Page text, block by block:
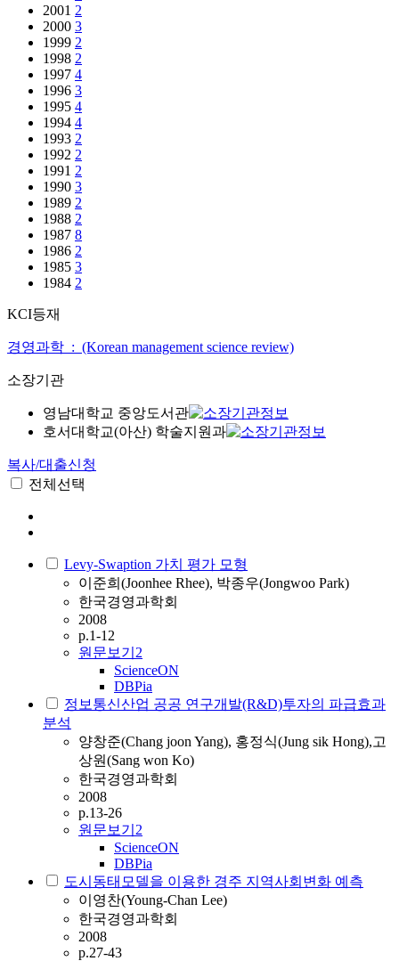
2001 2
2000 3
1999 2
1998 2
1997 4
1996 3
1995 4
1994 4
1993 2
1992 2
1991 2
1990 3
1989 2
1988 2
1987 8
1986 2
1985 3
1984 2
KCI등재
경영과학 : (Korean management science review)
소장기관
영남대학교 중앙도서관
호서대학교(아산) 학술지원과
복사/대출신청
전체선택
Levy-Swaption 가치 평가 모형
이준희(Joonhee Rhee), 박종우(Jongwoo Park)
한국경영과학회
2008
p.1-12
원문보기 2
ScienceON
DBPia
정보통신산업 공공 연구개발(R&D)투자의 파급효과
분석
양창준(Chang joon Yang), 홍정식(Jung sik Hong),고
상원(Sang won Ko)
한국경영과학회
2008
p.13-26
원문보기 2
ScienceON
DBPia
도시동태모델을 이용한 경주 지역사회변화 예측
이영찬(Young-Chan Lee)
한국경영과학회
2008
p.27-43